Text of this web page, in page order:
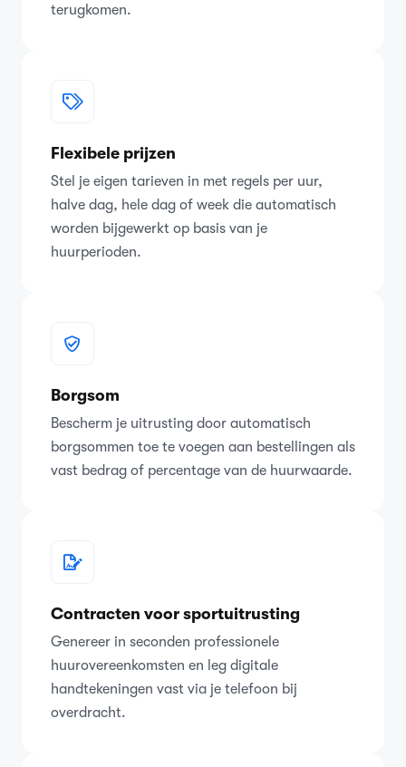
terugkomen.
Flexibele prijzen
Stel je eigen tarieven in met regels per uur,
halve dag, hele dag of week die automatisch
worden bijgewerkt op basis van je
huurperioden.
Borgsom
Bescherm je uitrusting door automatisch
borgsommen toe te voegen aan bestellingen als
vast bedrag of percentage van de huurwaarde.
Contracten voor sportuitrusting
Genereer in seconden professionele
huurovereenkomsten en leg digitale
handtekeningen vast via je telefoon bij
overdracht.